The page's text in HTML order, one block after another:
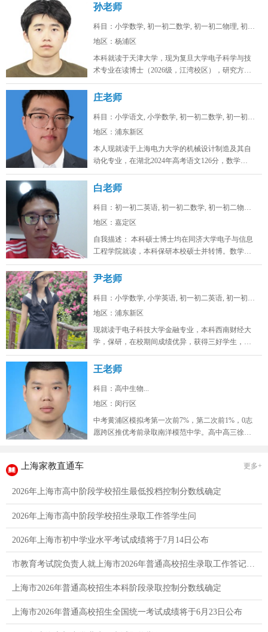
孙老师
科目：小学数学, 初一初二数学, 初一初二物理, 初一...
地区：杨浦区
本科就读于天津大学，现为复旦大学电子科学与技
术专业在读博士（2026级，江湾校区），研究方向
为激光通信。时间充裕，工作日...
庄老师
科目：小学语文, 小学数学, 初一初二数学, 初一初二...
地区：浦东新区
本人现就读于上海电力大学的机械设计制造及其自
动化专业，在湖北2024年高考语文126分，数学
128，物理88，化学92，...
白老师
科目：初一初二英语, 初一初二数学, 初一初二物理, ...
地区：嘉定区
自我描述： 本科硕士博士均在同济大学电子与信息
工程学院就读，本科保研本校硕士并转博。数学高
考142，物理高考91，化学...
尹老师
科目：小学数学, 小学英语, 初一初二英语, 初一初二...
地区：浦东新区
现就读于电子科技大学金融专业，本科西南财经大
学，保研，在校期间成绩优异，获得三好学生，英
语四级证书，英语六级证书，英语六...
王老师
科目：高中生物...
地区：闵行区
中考黄浦区模拟考第一次前7%，第二次前1%，0志
愿跨区推优考前录取南洋模范中学。高中高三徐汇
上海家教直通车 更多+
2026年上海市高中阶段学校招生最低投档控制分数线确定
2026年上海市高中阶段学校招生录取工作答学生问
2026年上海市初中学业水平考试成绩将于7月14日公布
市教育考试院负责人就上海市2026年普通高校招生录取工作答记者问
上海市2026年普通高校招生本科阶段录取控制分数线确定
上海市2026年普通高校招生全国统一考试成绩将于6月23日公布